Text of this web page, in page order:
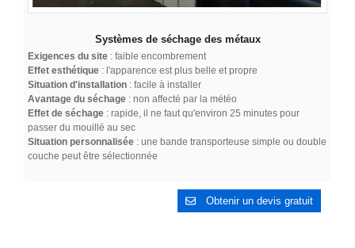
Systèmes de séchage des métaux
Exigences du site : faible encombrement
Effet esthétique : l'apparence est plus belle et propre
Situation d'installation : facile à installer
Avantage du séchage : non affecté par la météo
Effet de séchage : rapide, il ne faut qu'environ 25 minutes pour
passer du mouillé au sec
Situation personnalisée : une bande transporteuse simple ou double
couche peut être sélectionnée
Obtenir un devis gratuit